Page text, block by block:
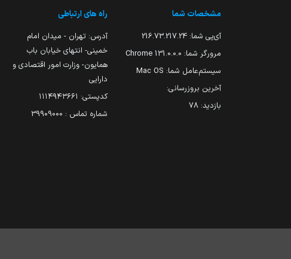
مشخصات شما
آی‌پی شما: 216.73.217.24
مرورگر شما: 131.0.0.0 Chrome
سیستم‌عامل شما: Mac OS
آخرین بروزرسانی:
بازدید: 78
راه های ارتباطی
آدرس: تهران - میدان امام
خمینی- انتهای خیابان باب
همایون- وزارت امور اقتصادی و
دارایی
کدپستی: ۱۱۱۴۹۴۳۶۶۱
شماره تماس : 39909000